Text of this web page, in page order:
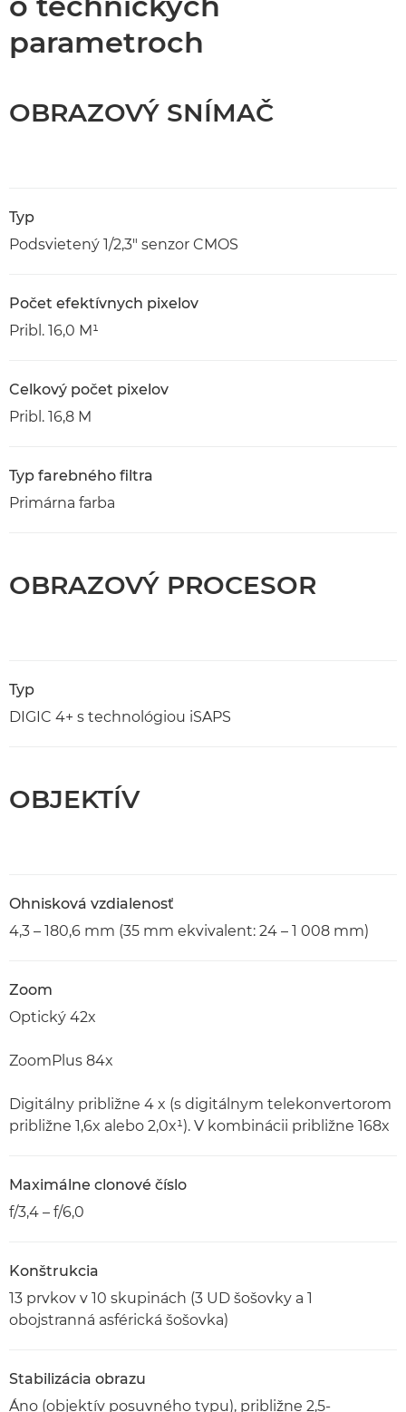
parametroch
OBRAZOVÝ SNÍMAČ
Typ
Podsvietený 1/2,3" senzor CMOS
Počet efektívnych pixelov
Pribl. 16,0 M¹
Celkový počet pixelov
Pribl. 16,8 M
Typ farebného filtra
Primárna farba
OBRAZOVÝ PROCESOR
Typ
DIGIC 4+ s technológiou iSAPS
OBJEKTÍV
Ohnisková vzdialenosť
4,3 – 180,6 mm (35 mm ekvivalent: 24 – 1 008 mm)
Zoom
Optický 42x
ZoomPlus 84x
Digitálny približne 4 x (s digitálnym telekonvertorom
približne 1,6x alebo 2,0x¹). V kombinácii približne 168x
Maximálne clonové číslo
f/3,4 – f/6,0
Konštrukcia
13 prvkov v 10 skupinách (3 UD šošovky a 1
obojstranná asférická šošovka)
Stabilizácia obrazu
Áno (objektív posuvného typu), približne 2,5-